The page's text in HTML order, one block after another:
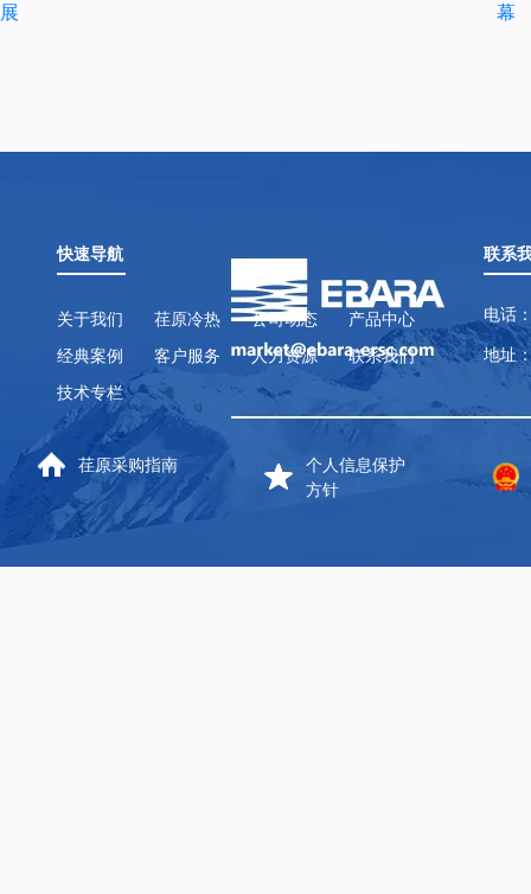
展
幕
快速导航
关于我们 荏原冷热 公司动态
产品中心
经典案例
客户服务 人力资源
联系我们
技术专栏
联系
电话
地址
荏原采购指南
个人信息保护
方针